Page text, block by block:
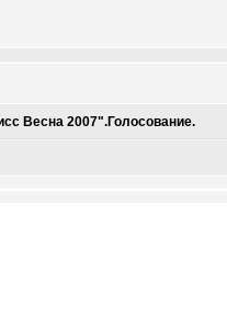
Весна 2007".Голосование.